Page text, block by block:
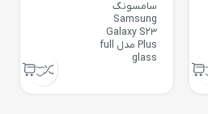
سامسونگ
Samsung
Galaxy S23
Plus مدل full
glass